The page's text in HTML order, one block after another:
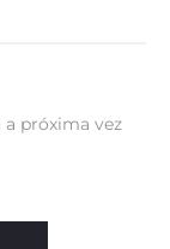
a próxima vez